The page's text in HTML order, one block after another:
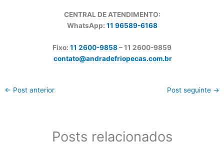
CENTRAL DE ATENDIMENTO:
WhatsApp: 11 96589-6168
Fixo: 11 2600-9858– 11 2600-9859
contato@andradefriopecas.com.br
← Post anterior Post seguinte →
Posts relacionados